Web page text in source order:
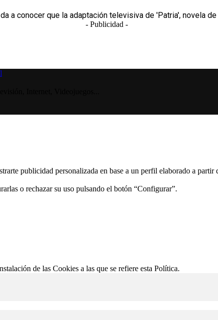
a conocer que la adaptación televisiva de 'Patria', novela de
- Publicidad -
publicidad personalizada en base a un perfil elaborado a
o rechazar su uso pulsando el botón “Configurar”.
de las Cookies a las que se refiere esta Política.